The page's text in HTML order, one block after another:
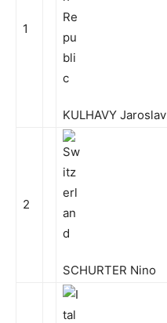
1
KULHAVY Jaroslav
2
SCHURTER Nino